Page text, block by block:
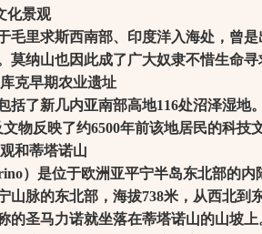
化景观
里求斯西南部、印度洋入海处，曾是
莫纳山也因此成了广大奴隶不惜生命寻
克早期农业遗址
了新几内亚南部高地116处沼泽湿地
物反映了约6500年前该地居民的科技文
和蒂塔诺山
）是位于欧洲亚平宁半岛东北部的内
山脉的东北部，海拔738米，从西北到
的圣马力诺就坐落在蒂塔诺山的山坡